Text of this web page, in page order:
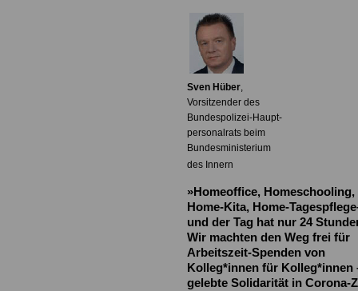
Sven Hüber,
Vorsitzender des
Bundespolizei-Haupt-
personalrats beim
Bundesministerium
des Innern
»Homeoffice, Homeschooling,
Home-Kita, Home-
und der Tag hat nur 24
Wir machten den Weg frei für
Arbeitszeit-Spenden von
Kolleg*innen für Kolleg*innen
gelebte Solidarität in Corona-